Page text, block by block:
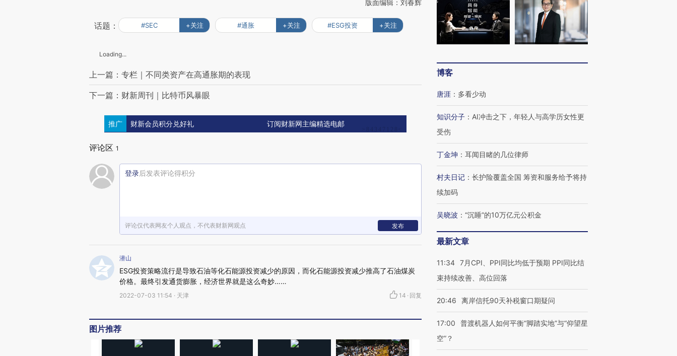
版面编辑：刘春辉
话题： #SEC +关注 #通胀 +关注 #ESG投资 +关注
Loading...
上一篇：专栏｜不同类资产在高通胀期的表现
下一篇：财新周刊｜比特币风暴眼
推广 财新会员积分兑好礼 订阅财新网主编精选电邮
评论区 1
登录后发表评论得积分
评论仅代表网友个人观点，不代表财新网观点 发布
潜山
ESG投资策略流行是导致石油等化石能源投资减少的原因，而化石能源投资减少推高了石油煤炭
价格。最终引发通货膨胀，经济世界就是这么奇妙……
2022-07-03 11:54 · 天津 14 · 回复
图片推荐
博客
唐涯 ： 多看少动
知识分子 ： AI冲击之下，年轻人与高学历女性更
受伤
丁金坤 ： 耳闻目睹的几位律师
村夫日记 ： 长护险覆盖全国 筹资和服务给予将持
续加码
吴晓波 ： “沉睡”的10万亿元公积金
最新文章
11:34 7月CPI、PPI同比均低于预期 PPI同比结
束持续改善、高位回落
20:46 离岸信托90天补税窗口期疑问
17:00
普渡机器人如何平衡“脚踏实地”与“仰望星
空”？